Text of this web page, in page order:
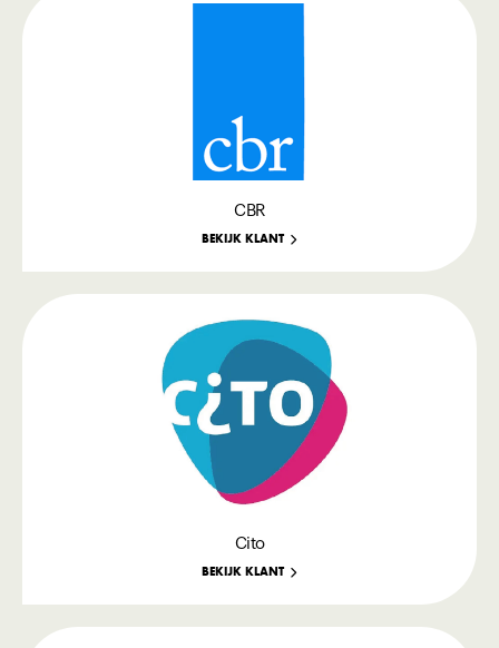
CBR
BEKIJK KLANT
Cito
BEKIJK KLANT